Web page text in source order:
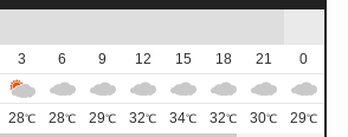
3 6 9 12 15 18 21
0
28℃ 28℃ 29℃ 32℃ 34℃ 32℃ 30℃ 29℃